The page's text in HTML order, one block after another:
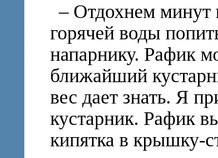
– Отдохнем минут
горячей воды
напарнику. Рафик
ближайший
вес дает знать. Я
кустарник. Рафик
кипятка в крышку-